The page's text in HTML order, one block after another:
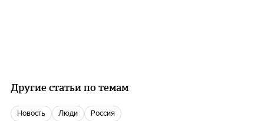
Другие статьи по темам
Новость люди Россия